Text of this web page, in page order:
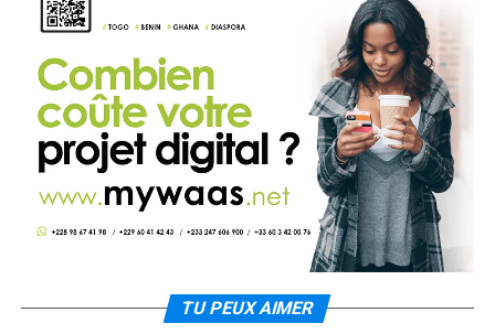
TU PEUX AIMER